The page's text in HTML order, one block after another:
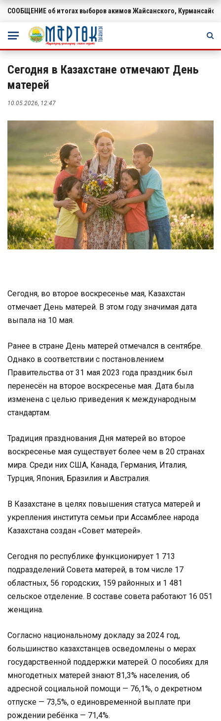
ВАЖНОЕ
СООБЩЕНИЕ об итогах выборов акимов Жайсанского,
Сегодня в Казахстане отмечают День
матерей
10.05.2026, 12:47
Сегодня, во второе воскресенье мая, Казахстан
отмечает День матерей. В этом году значимая дата
выпала на 10 мая.
Ранее в стране День матерей отмечался в сентябре.
Однако в соответствии с постановлением
Правительства от 31 мая 2023 года праздник был
перенесён на второе воскресенье мая. Дата была
изменена с целью приведения к международным
стандартам.
Традиция празднования Дня матерей во второе
воскресенье мая существует более чем в 20 странах
мира. Среди них США, Канада, Германия, Италия,
Турция, Япония, Бразилия и Австралия.
В Казахстане в целях повышения статуса матерей и
укрепления института семьи при Ассамблее народа
Казахстана создан «Совет матерей».
Сегодня по республике функционирует 1 713
подразделений Совета матерей, в том числе 17
областных, 56 городских, 159 районных и 1 481
сельское отделение. В составе совета работают 16 051
женщина.
Согласно национальному докладу за 2024 год,
большинство казахстанцев осведомлены о мерах
государственной поддержки матерей. О пособиях для
многодетных матерей знают 81,3% населения, об
адресной социальной помощи — 76,1%, о декретном
отпуске — 73,5%, о единовременной выплате при
рождении ребёнка — 71,4%.